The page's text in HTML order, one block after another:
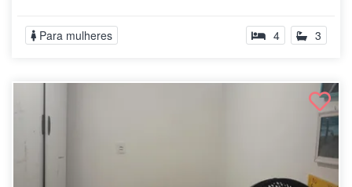
Para mulheres 4 3